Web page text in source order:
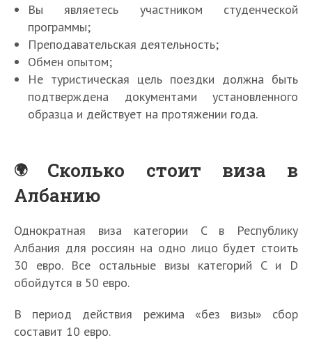
Вы являетесь участником студенческой
программы;
Преподавательская деятельность;
Обмен опытом;
Не туристическая цель поездки должна быть
подтверждена документами установленного
образца и действует на протяжении года.
Сколько стоит виза в
Албанию
Однократная виза категории C в Республику
Албания для россиян на одно лицо будет стоить
30 евро. Все остальные визы категорий C и D
обойдутся в 50 евро.
В период действия режима «без визы» сбор
составит 10 евро.